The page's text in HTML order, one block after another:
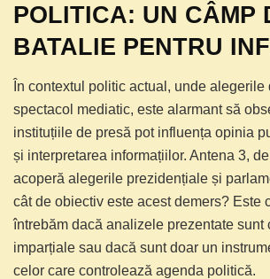
POLITICA: UN CÂMP
BATALIE PENTRU
În contextul politic actual, unde alegerile
spectacol mediatic, este alarmant să
instituțiile de presă pot influența opinia
și interpretarea informațiilor. Antena 3,
acoperă alegerile prezidențiale și
cât de obiectiv este acest demers? Este
întrebăm dacă analizele prezentate sunt
imparțiale sau dacă sunt doar un
celor care controlează agenda politică.